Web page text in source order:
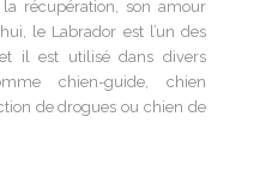
récupération, son amour
le Labrador est l’un des
il est utilisé dans divers
chien-guide, chien
de drogues ou chien de